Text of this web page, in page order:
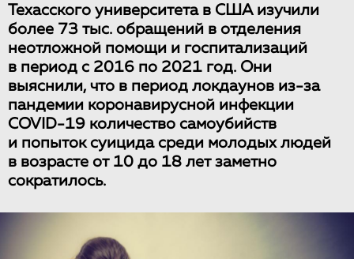
Техасского университета в США изучили
более 73 тыс. обращений в отделения
неотложной помощи и госпитализаций
в период с 2016 по 2021 год. Они
выяснили, что в период локдаунов из-за
пандемии коронавирусной инфекции
COVID-19 количество самоубийств
и попыток суицида среди молодых людей
в возрасте от 10 до 18 лет заметно
сократилось.